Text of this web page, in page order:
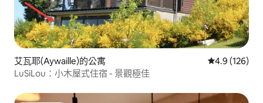
艾瓦耶(Aywaille)的公寓 從 126 則評
4.9 (126)
LuSiLou：小木屋式住宿 - 景觀極佳